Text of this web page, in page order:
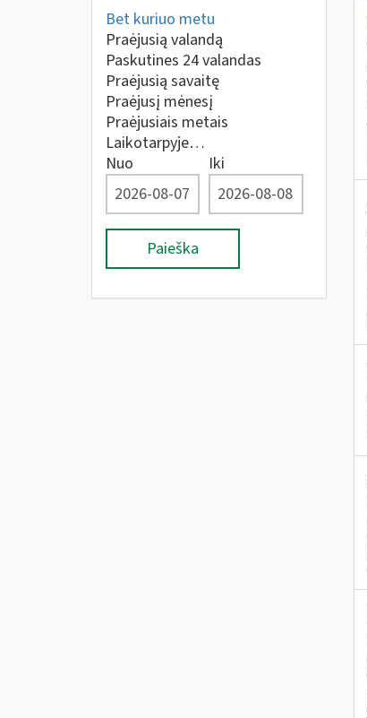
Bet kuriuo metu
Praėjusią valandą
Paskutines 24 valandas
Praėjusią savaitę
Praėjusį mėnesį
Praėjusiais metais
Laikotarpyje…
Nuo
Iki
Paieška